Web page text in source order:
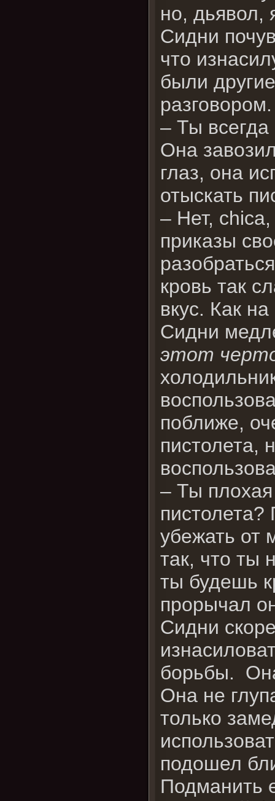
но, дьявол,
Сидни
что
были
разговором.
– Ты
Она
глаз, она
отыскать
– Нет,
приказы
кровь так
вкус. Как
Сидни
этот
поближе,
пистолета,
– Ты
убежать от
так, что ты
ты будешь
прорычал
Сидни
борьбы.
Она не
только
подошел
Подманить